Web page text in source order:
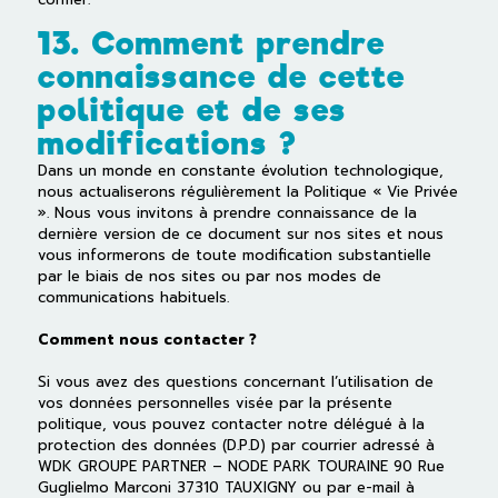
13. Comment prendre
connaissance de cette
politique et de ses
modifications ?
Dans un monde en constante évolution technologique,
nous actualiserons régulièrement la Politique « Vie Privée
». Nous vous invitons à prendre connaissance de la
dernière version de ce document sur nos sites et nous
vous informerons de toute modification substantielle
par le biais de nos sites ou par nos modes de
communications habituels.
Comment nous contacter ?
Si vous avez des questions concernant l’utilisation de
vos données personnelles visée par la présente
politique, vous pouvez contacter notre délégué à la
protection des données (D.P.D) par courrier adressé à
WDK GROUPE PARTNER – NODE PARK TOURAINE 90 Rue
Guglielmo Marconi 37310 TAUXIGNY ou par e-mail à